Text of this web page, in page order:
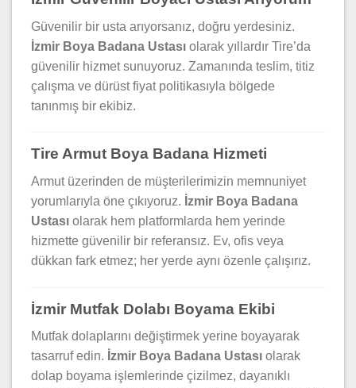
Güvenilir bir usta arıyorsanız, doğru yerdesiniz.
İzmir Boya Badana Ustası olarak yıllardır Tire’da
güvenilir hizmet sunuyoruz. Zamanında teslim, titiz
çalışma ve dürüst fiyat politikasıyla bölgede
tanınmış bir ekibiz.
Tire Armut Boya Badana Hizmeti
Armut üzerinden de müşterilerimizin memnuniyet
yorumlarıyla öne çıkıyoruz. İzmir Boya Badana
Ustası olarak hem platformlarda hem yerinde
hizmette güvenilir bir referansız. Ev, ofis veya
dükkan fark etmez; her yerde aynı özenle çalışırız.
İzmir Mutfak Dolabı Boyama Ekibi
Mutfak dolaplarını değiştirmek yerine boyayarak
tasarruf edin. İzmir Boya Badana Ustası olarak
dolap boyama işlemlerinde çizilmez, dayanıklı